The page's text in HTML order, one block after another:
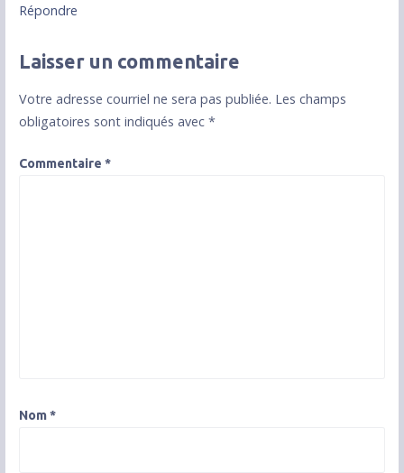
Répondre
Laisser un commentaire
Votre adresse courriel ne sera pas publiée. Les champs
obligatoires sont indiqués avec *
Commentaire *
Nom*